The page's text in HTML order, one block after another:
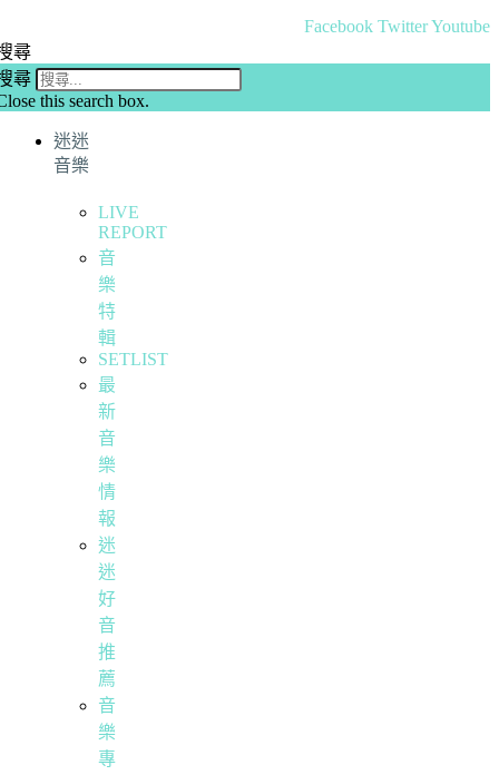
Facebook TwitterYoutube
尋
尋
this search box.
迷迷
音樂
LIVE
REPORT
音
樂
特
輯
SETLIST
最
新
音
樂
情
報
迷
迷
好
音
推
薦
音
樂
專